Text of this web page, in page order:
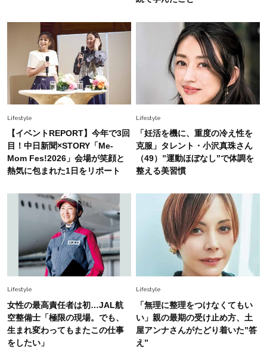
ップス×パンツ」コーデ〈3選〉
Fashion 2026.5.29
40代の夏通勤はこれ１着！「きちんと感」も
「オシャレ」も整うトレンドトップス〈4選〉
今、40代の「メガネ＆サングラス」のトレンド
に更新あり！“黒ぶち以外”が新定番に
オシャレ40代の【ワンピ＆オールインワン】最
旬着こなし3選。地味見え回避のコツは「バッグ
選び」！
Fashion 2026.7.31
【40代のTシャツコーデ】超ビッグサイズ×きれ
いめハーフパンツでモードに昇華
Fashion 2026.7.9
スタイリストが本気で推す！40代がほどよく華
やぐ【甘め黒アイテム】3選
Lifestyle
【イベントREPORT】今年で3回
目！中日新聞×STORY「Me-
Mom Fes!2026」会場が笑顔と
熱気に包まれた1日をリポート
Lifestyle
「妊活を機に、重度の冷え性を
克服」タレント・小沢真珠さん
（49）”運動ほぼなし”で体調を
整える美習慣
Lifestyle
女性の最高責任者は初…JAL航
空整備士「極限の現場。でも、
生まれ変わってもまたこの仕事
をしたい」
Lifestyle
「無理に整理をつけなくてもい
い」親の最期の受け止め方、土
屋アンナさんがたどり着いた”答
え”